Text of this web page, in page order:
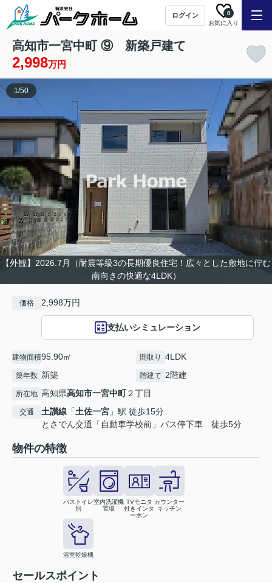
ログイン
お気に入り
0
高知市一宮中町 ⑨ 新築戸建て
2,998万円
【外観】2026.7月（耐震等級3の長期優良住宅！広々とした敷地に佇む
南向きの快適な4LDK）
1/50
価格 2,998万円
支払いシミュレーション
建物面積95.90㎡ 間取り 4LDK
築年数 新築 階建て 2階建
所在地 高知県高知市一宮中町２丁目
交通 土讃線 「土佐一宮 」駅 徒歩15分
とさでん交通「自動車学校前」バス停下車 徒歩5分
物件の特徴
バストイレ
別
室内洗濯機
置場
TVモニタ
付きインタ
ーホン
カウンター
キッチン
浴室乾燥機
セールスポイント